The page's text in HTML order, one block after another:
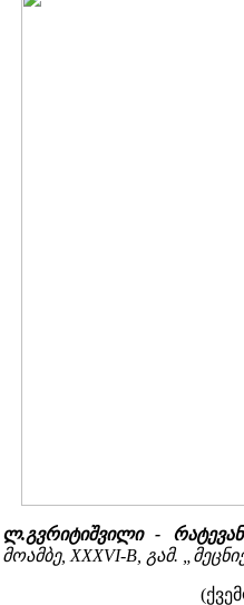
ლ.გვრიტიშვილი -
მოამბე, XXXVI-B, გამ.